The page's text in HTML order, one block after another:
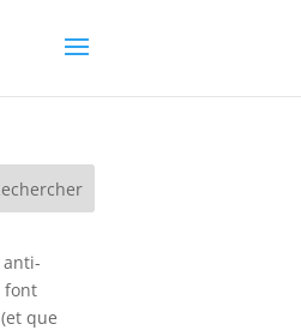
anti-
font
que